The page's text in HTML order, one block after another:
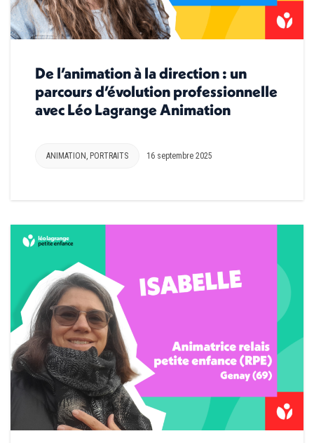
De l’animation à la direction : un
parcours d’évolution professionnelle
avec Léo Lagrange Animation
ANIMATION, PORTRAITS 16 septembre 2025